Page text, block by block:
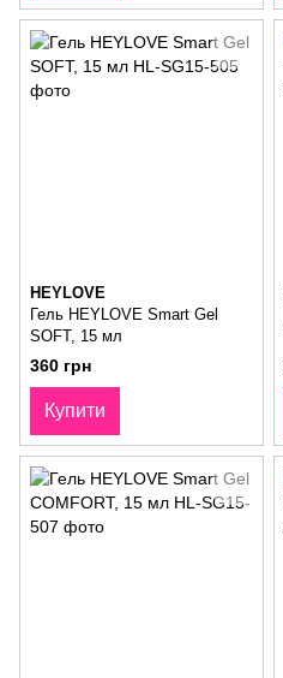
HEYLOVE
Гель HEYLOVE Smart Gel
SOFT, 15 мл
360 грн
Купити